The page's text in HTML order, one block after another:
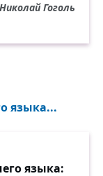
Николай Гоголь
языка...
языка: